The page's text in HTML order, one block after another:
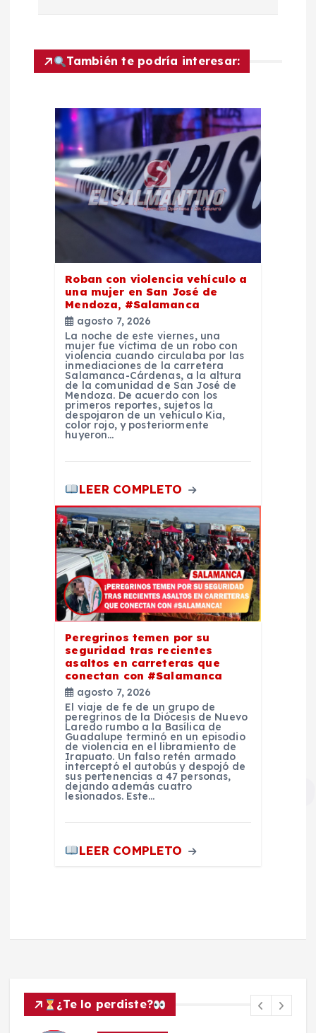
ó
n
También te podría interesar:
Roban con violencia vehículo a
una mujer en San José de
Mendoza, #Salamanca
agosto 7, 2026
La noche de este viernes, una
mujer fue víctima de un robo con
violencia cuando circulaba por las
inmediaciones de la carretera
Salamanca-Cárdenas, a la altura
de la comunidad de San José de
Mendoza. De acuerdo con los
primeros reportes, sujetos la
despojaron de un vehículo Kia,
color rojo, y posteriormente
huyeron…
LEER COMPLETO
Peregrinos temen por su
seguridad tras recientes
asaltos en carreteras que
conectan con #Salamanca
agosto 7, 2026
El viaje de fe de un grupo de
peregrinos de la Diócesis de Nuevo
Laredo rumbo a la Basílica de
Guadalupe terminó en un episodio
de violencia en el libramiento de
Irapuato. Un falso retén armado
interceptó el autobús y despojó de
sus pertenencias a 47 personas,
dejando además cuatro
lesionados. Este…
LEER COMPLETO
¿Te lo perdiste?